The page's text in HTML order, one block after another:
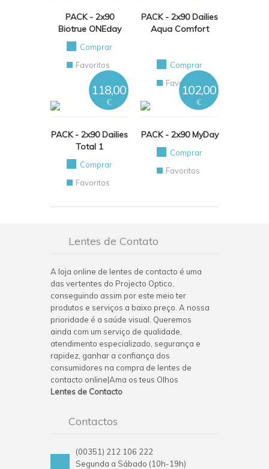
PACK - 2x90
Biotrue ONEday
Comprar
Favoritos
PACK - 2x90 Dailies
Aqua Comfort
Comprar
Favoritos
PACK - 2x90 Dailies
Total 1
118,00
€
Comprar
Favoritos
PACK - 2x90 MyDay
102,00
€
Comprar
Favoritos
Lentes de Contato
A loja online de lentes de contacto é uma
das vertentes do Projecto Optico,
conseguindo assim por este meio ter
produtos e serviços a baixo preço. A nossa
prioridade é a saúde visual. Queremos
ainda com um serviço de qualidade,
atendimento especializado, segurança e
rapidez, ganhar a confiança dos
consumidores na compra de lentes de
contacto online|Ama os teus Olhos
Lentes de Contacto
Contactos
(00351) 212 106 222
Segunda a Sábado (10h-19h)